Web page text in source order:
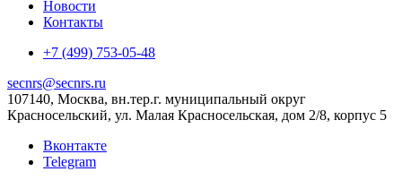
Новости
Контакты
+7 (499) 753-05-48
secnrs@secnrs.ru
107140, Москва, вн.тер.г. муниципальный округ
Красносельский, ул. Малая Красносельская, дом 2/8, корпус 5
Вконтакте
Telegram